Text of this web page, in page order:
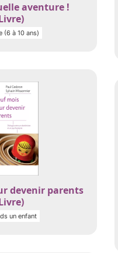
aventure !
(6 à 10 ans)
devenir parents
un enfant